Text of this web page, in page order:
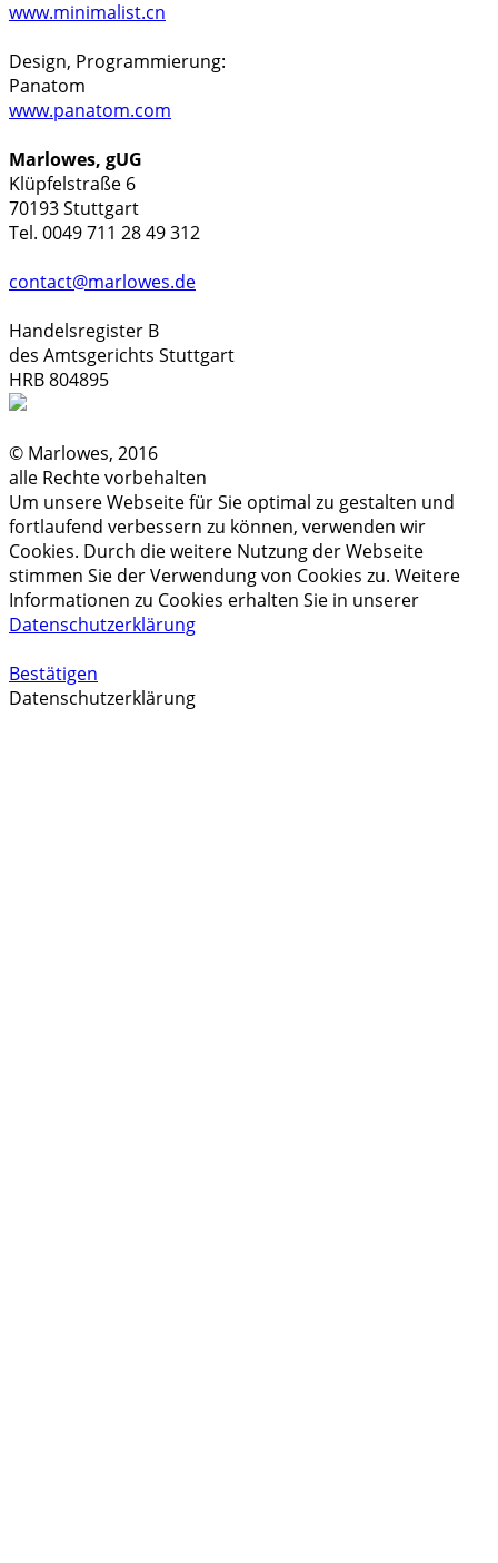
www.minimalist.cn
Design, Programmierung:
Panatom
www.panatom.com
Marlowes, gUG
Klüpfelstraße 6
70193 Stuttgart
Tel. 0049 711 28 49 312
contact@marlowes.de
Handelsregister B
des Amtsgerichts Stuttgart
HRB 804895
© Marlowes, 2016
alle Rechte vorbehalten
Um unsere Webseite für Sie optimal zu gestalten und
fortlaufend verbessern zu können, verwenden wir
Cookies. Durch die weitere Nutzung der Webseite
stimmen Sie der Verwendung von Cookies zu. Weitere
Informationen zu Cookies erhalten Sie in unserer
Datenschutzerklärung
Bestätigen
Datenschutzerklärung